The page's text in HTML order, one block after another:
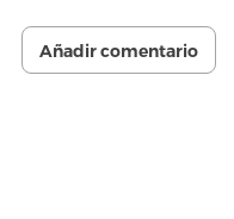
Añadir comentario